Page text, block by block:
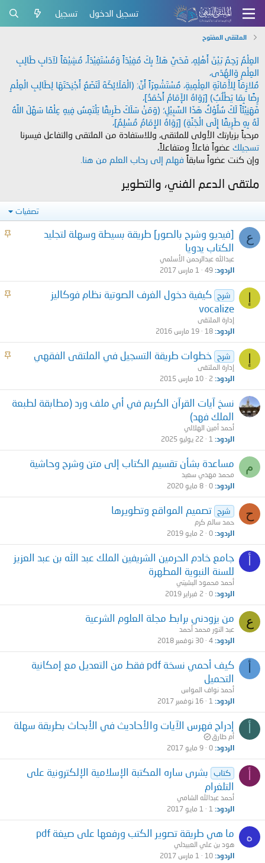
تسجيل الدخول تسجيل
الملتقى المفتوح
العِلْمُ رَحِمٌ بَيْنَ أَهْلِهِ، فَحَيَّ هَلاً بِكَ مُفِيْدَاً وَمُسْتَفِيْدَاً، مُشِيْعَاً لآدَابِ طَالِبِ
العِلْمِ وَالهُدَى،
مُلازِمَاً لِلأَمَانَةِ العِلْمِيةِ، مُسْتَشْعِرَاً أَنَّ: (الْمَلَائِكَةَ لَتَضَعُ أَجْنِحَتَهَا لِطَالِبِ الْعِلْمِ
رِضًا بِمَا يَطْلُبُ) [رَوَاهُ الإَمَامُ أَحْمَدُ]،
فَهَنِيْئَاً لَكَ سُلُوْكُ هَذَا السَّبِيْلِ؛ (وَمَنْ سَلَكَ طَرِيقًا يَلْتَمِسُ فِيهِ عِلْمًا سَهَّلَ اللَّهُ
لَهُ بِهِ طَرِيقًا إِلَى الْجَنَّةِ) [رَوَاهُ الإِمَامُ مُسْلِمٌ]،
مرحباً بزيارتك الأولى للملتقى، وللاستفادة من الملتقى والتفاعل فيسرنا
تسجيلك عضواً فاعلاً ومتفاعلاً،
وإن كنت عضواً سابقاً فهلم إلى رحاب العلم من هنا.
ملتقى الدعم الفني، والتطوير
تصفيات
ع
م
[فيديو وشرح بالصور] طريقة بسيطة وسهلة لتجليد
الكتاب يدويا
عبدالله عبدالرحمن الأسلمي
الردود 49 1 مارس 2017
إ
م
شرح
كيفية دخول الغرف الصوتية نظام فوكاليز
vocalize
إدارة الملتقى
الردود 18 19 مارس 2016
إ
م
شرح خطوات طريقة التسجيل في الملتقى الفقهي
إدارة الملتقى
الردود 2 10 مارس 2015
نسخ آيات القرآن الكريم في أي ملف ورد (مطابقة لطبعة
الملك فهد)
أحمد أمين الهلالي
الردود 1 22 يوليو 2025
م مساعدة بشأن تقسيم الكتاب إلى متن وشرح وحاشية
محمد مهدي سعيد
الردود 0 8 مايو 2020
ح شرح تصميم المواقع وتطويرها
حمد سالم كرم
الردود 0 2 مايو 2019
أ
جامع خادم الحرمين الشريفين الملك عبد الله بن عبد العزيز
للسنة النبوية المطهرة
أحمد محمود البشيتي
الردود 0 2 فبراير 2019
ع من يزودني برابط مجلة العلوم الشرعية
عبد النور محمد أحمد
الردود 4 30 نوفمبر 2018
أ
كيف أحمي نسخة pdf فقط من التعديل مع إمكانية
التحميل
أحمد نواف المواس
الردود 1 16 نوفمبر 2017
أ إدراج فهرس الآيات والأحاديث في الأبحاث بطريقة سهلة
أم طارق
الردود 0 9 مايو 2017
أ كتاب
بشرى ساره المكتبة الإسلامية الإلكترونية على
التلغرام
أحمد عبدالله الشامي
الردود 1 1 مايو 2017
ه ما هي طريقة تصوير الكتب ورفعها على صيغة pdf
هود بن علي العبيدلي
الردود 10 1 مارس 2017